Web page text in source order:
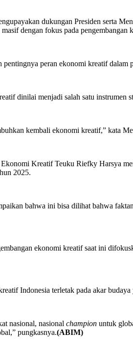
dukungan Presiden serta
dengan fokus pada pengembangan
peran ekonomi kreatif dalam
dinilai menjadi salah satu
kembali ekonomi kreatif,” kata
Kreatif Teuku Riefky Harsya
2025.
bahwa ini bisa dilihat bahwa
ekonomi kreatif saat ini
Indonesia terletak pada akar
nasional, nasional champion untuk
pungkasnya.(ABIM)